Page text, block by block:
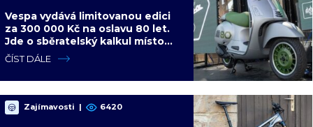
Vespa vydává limitovanou edici
za 300 000 Kč na oslavu 80 let.
Jde o sběratelský kalkul místo
jízdního upgradu
ČÍST DÁLE
Zajímavosti | 6420